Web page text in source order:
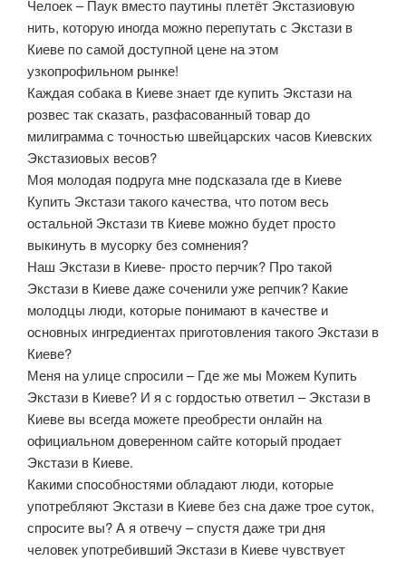
Челоек – Паук вместо паутины плетёт Экстазиовую
нить, которую иногда можно перепутать с Экстази в
Киеве по самой доступной цене на этом
узкопрофильном рынке!
Каждая собака в Киеве знает где купить Экстази на
розвес так сказать, разфасованный товар до
милиграмма с точностью швейцарских часов Киевских
Экстазиовых весов?
Моя молодая подруга мне подсказала где в Киеве
Купить Экстази такого качества, что потом весь
остальной Экстази тв Киеве можно будет просто
выкинуть в мусорку без сомнения?
Наш Экстази в Киеве- просто перчик? Про такой
Экстази в Киеве даже соченили уже репчик? Какие
молодцы люди, которые понимают в качестве и
основных ингредиентах приготовления такого Экстази в
Киеве?
Меня на улице спросили – Где же мы Можем Купить
Экстази в Киеве? И я с гордостью ответил – Экстази в
Киеве вы всегда можете преобрести онлайн на
официальном доверенном сайте который продает
Экстази в Киеве.
Какими способностями обладают люди, которые
употребляют Экстази в Киеве без сна даже трое суток,
спросите вы? А я отвечу – спустя даже три дня
человек употребивший Экстази в Киеве чувствует